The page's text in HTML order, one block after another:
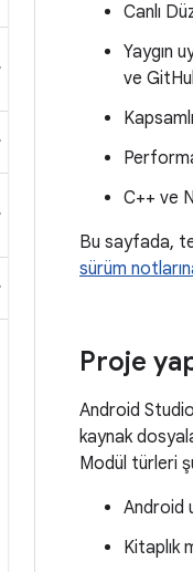
Canlı
Yaygın
ve
C++ ve
Bu sayfada,
sürüm
Proje
Android
kaynak
Modül türleri
Android
Kitaplık